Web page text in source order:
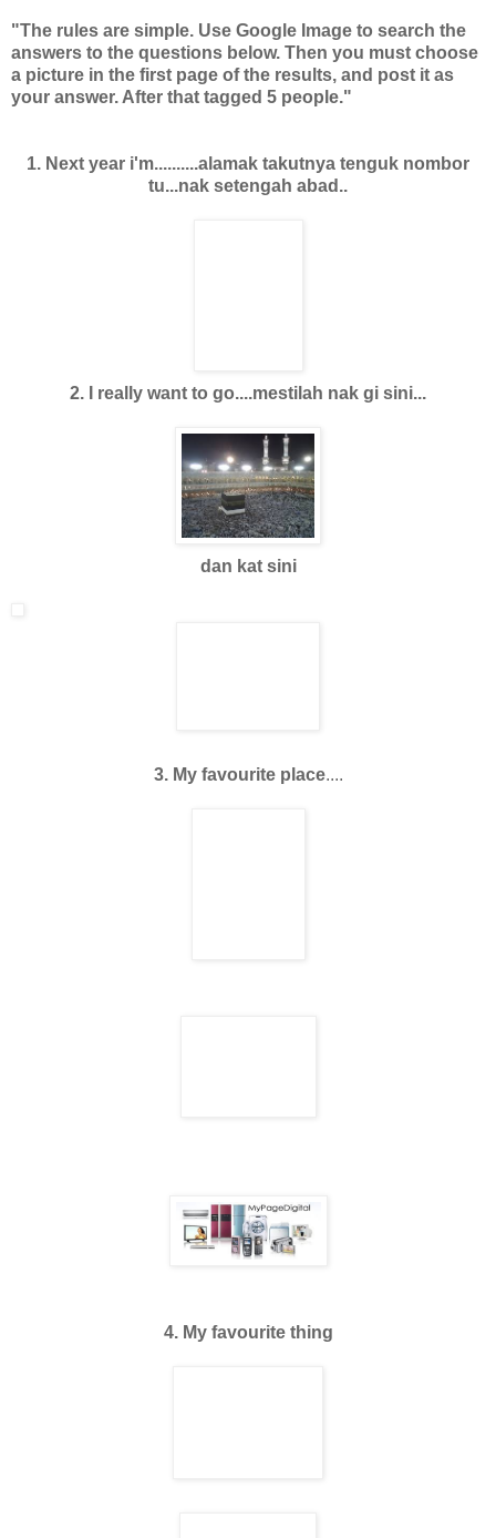
"The rules are simple. Use Google Image to search the
answers to the questions below. Then you must choose
a picture in the first page of the results, and post it as
your answer. After that tagged 5 people."
1. Next year i'm..........alamak takutnya tenguk nombor
tu...nak setengah abad..
2. I really want to go....mestilah nak gi sini...
dan kat sini
3. My favourite place....
4. My favourite thing